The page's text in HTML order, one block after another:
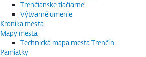
Trenčianske tlačiarne
Výtvarné umenie
Kronika mesta
Mapy mesta
Technická mapa mesta Trenčín
Pamiatky